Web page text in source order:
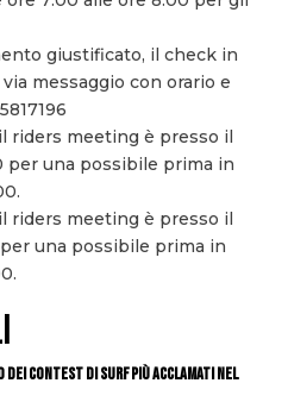
giustificato, il check in
messaggio con orario e
riders meeting è presso il
per una possibile prima in
riders meeting è presso il
una possibile prima in
dei contest di surf più acclamati nel